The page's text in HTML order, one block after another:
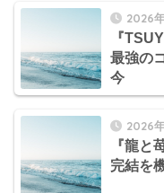
2026
『
最強の
今
2026
『龍と
完結を